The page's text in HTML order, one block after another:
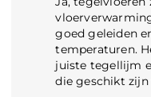
goed geleiden
temperaturen.
juiste tegellijm
die geschikt